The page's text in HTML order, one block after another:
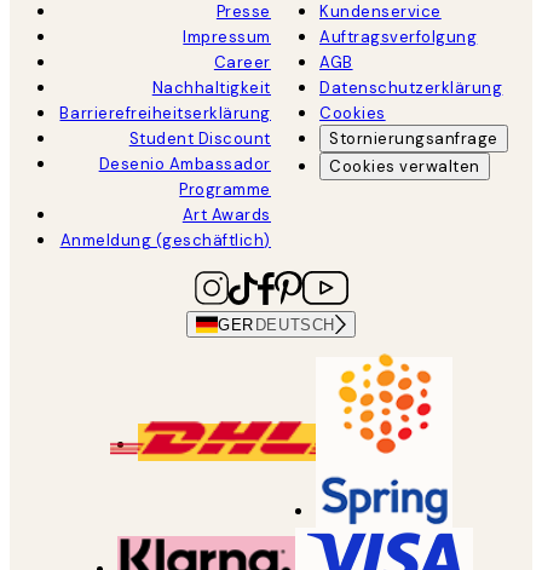
Presse
Impressum
Career
Nachhaltigkeit
Barrierefreiheitserklärung
Student Discount
Desenio Ambassador
Programme
Art Awards
Anmeldung (geschäftlich)
Kundenservice
Auftragsverfolgung
AGB
Datenschutzerklärung
Cookies
Stornierungsanfrage
Cookies verwalten
GER DEUTSCH